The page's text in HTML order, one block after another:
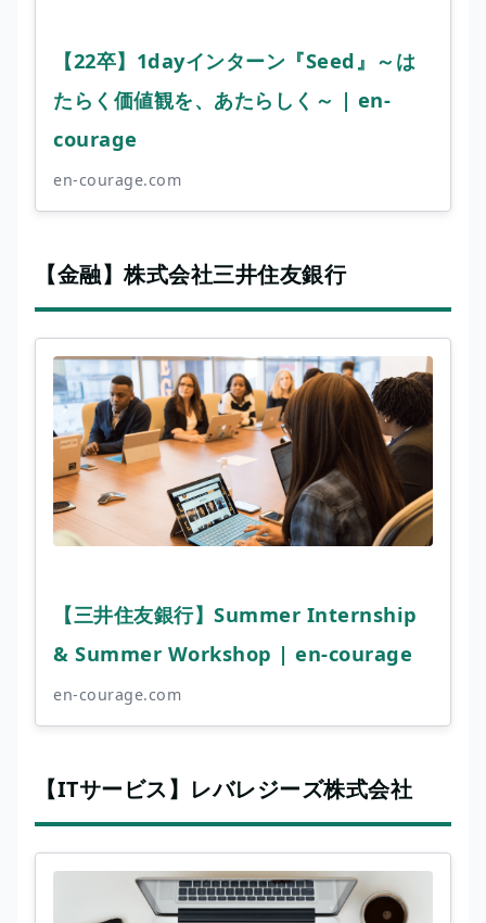
【22卒】1dayインターン『Seed』～は
たらく価値観を、あたらしく～ | en-
courage
en-courage.com
【金融】株式会社三井住友銀行
【三井住友銀行】Summer Internship
& Summer Workshop | en-courage
en-courage.com
【ITサービス】レバレジーズ株式会社